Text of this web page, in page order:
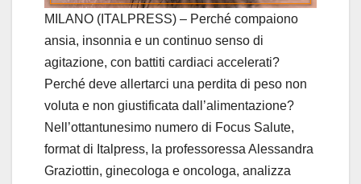
a
y
V
i
d
MILANO (ITALPRESS) – Perché compaiono
ansia, insonnia e un continuo senso di
agitazione, con battiti cardiaci accelerati?
Perché deve allertarci una perdita di peso non
voluta e non giustificata dall’alimentazione?
Nell’ottantunesimo numero di Focus Salute,
format di Italpress, la professoressa Alessandra
Graziottin, ginecologa e oncologa, analizza